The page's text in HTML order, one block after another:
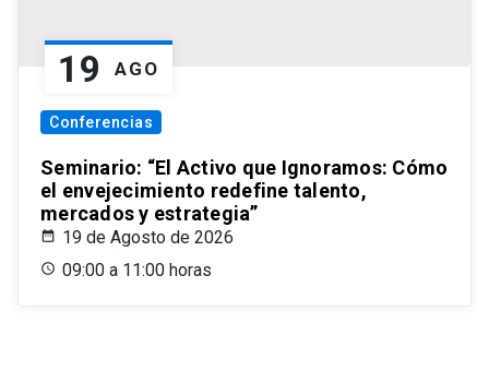
19 AGO
Conferencias
Seminario: “El Activo que Ignoramos: Cómo
el envejecimiento redefine talento,
mercados y estrategia”
19 de Agosto de 2026
09:00 a 11:00 horas